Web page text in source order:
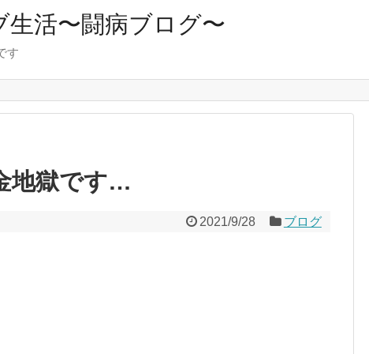
活〜闘病ブログ〜
す
地獄です…
2021/9/28 ブログ